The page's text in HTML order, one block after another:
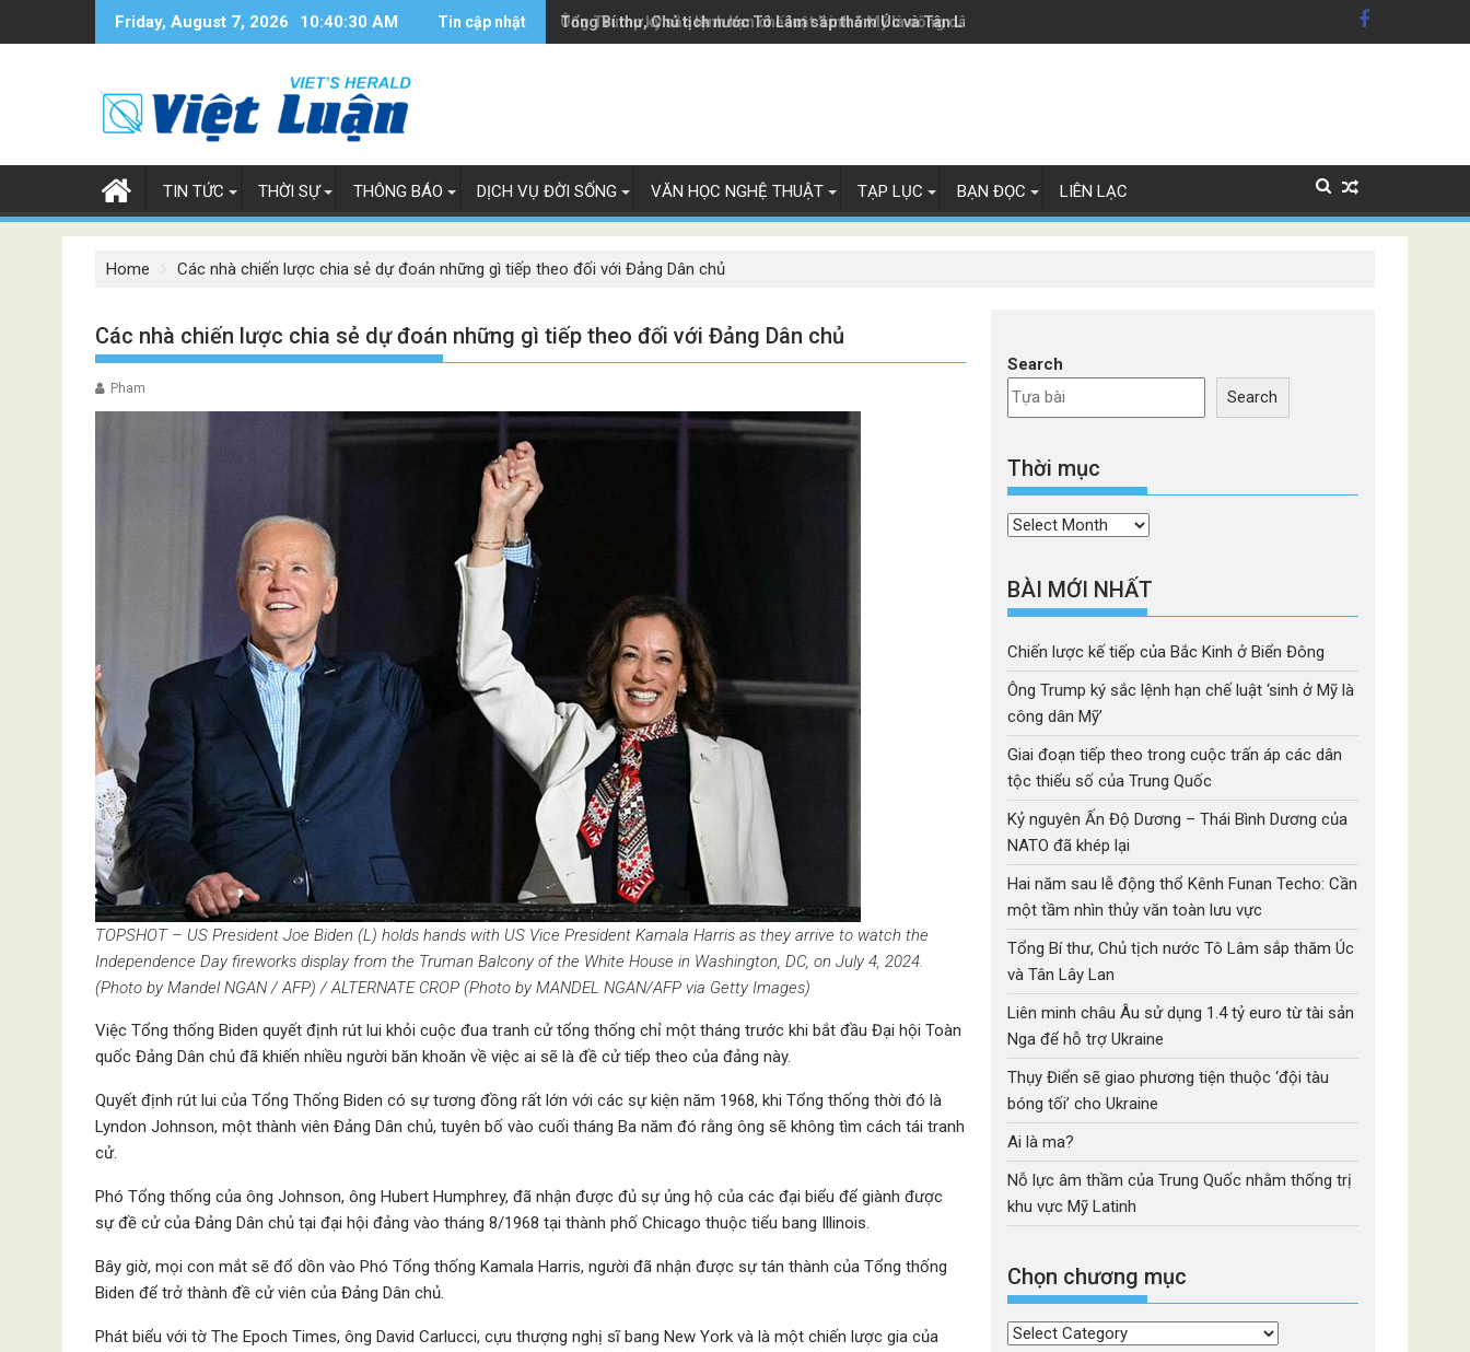
Friday, August 7, 2026 10:40:30 AM Tin cập nhật Ông Trump ký sắc lệnh hạn chế luật 'sinh ở Mỹ là công dân Mỹ'
Tổng Bí thư, Chủ tịch nước Tô Lâm sắp thăm Úc và Tân Lây Lan
TIN TỨC THỜI SỰ THÔNG BÁO DỊCH VỤ ĐỜI SỐNG VĂN HỌC NGHỆ THUẬT TẠP LỤC BẠN ĐỌC LIÊN LẠC
Home Các nhà chiến lược chia sẻ dự đoán những gì tiếp theo đối với Đảng Dân chủ
Các nhà chiến lược chia sẻ dự đoán những gì tiếp theo đối với Đảng Dân chủ
Pham
TOPSHOT – US President Joe Biden (L) holds hands with US Vice President Kamala Harris as they arrive to watch the
Independence Day fireworks display from the Truman Balcony of the White House in Washington, DC, on July 4, 2024.
(Photo by Mandel NGAN / AFP) / ALTERNATE CROP (Photo by MANDEL NGAN/AFP via Getty Images)
Việc Tổng thống Biden quyết định rút lui khỏi cuộc đua tranh cử tổng thống chỉ một tháng trước khi bắt đầu Đại hội Toàn
quốc Đảng Dân chủ đã khiến nhiều người băn khoăn về việc ai sẽ là đề cử tiếp theo của đảng này.
Quyết định rút lui của Tổng Thống Biden có sự tương đồng rất lớn với các sự kiện năm 1968, khi Tổng thống thời đó là
Lyndon Johnson, một thành viên Đảng Dân chủ, tuyên bố vào cuối tháng Ba năm đó rằng ông sẽ không tìm cách tái tranh
cử.
Phó Tổng thống của ông Johnson, ông Hubert Humphrey, đã nhận được đủ sự ủng hộ của các đại biểu để giành được
sự đề cử của Đảng Dân chủ tại đại hội đảng vào tháng 8/1968 tại thành phố Chicago thuộc tiểu bang Illinois.
Bây giờ, mọi con mắt sẽ đổ dồn vào Phó Tổng thống Kamala Harris, người đã nhận được sự tán thành của Tổng thống
Biden để trở thành đề cử viên của Đảng Dân chủ.
Phát biểu với tờ The Epoch Times, ông David Carlucci, cựu thượng nghị sĩ bang New York và là một chiến lược gia của
Search
Search
Thời mục
Thời
BÀI MỚI NHẤT
Chiến lược kế tiếp của Bắc Kinh ở Biển Đông
Ông Trump ký sắc lệnh hạn chế luật ‘sinh ở Mỹ là
công dân Mỹ’
Giai đoạn tiếp theo trong cuộc trấn áp các dân
tộc thiểu số của Trung Quốc
Kỷ nguyên Ấn Độ Dương – Thái Bình Dương của
NATO đã khép lại
Hai năm sau lễ động thổ Kênh Funan Techo: Cần
một tầm nhìn thủy văn toàn lưu vực
Tổng Bí thư, Chủ tịch nước Tô Lâm sắp thăm Úc
và Tân Lây Lan
Liên minh châu Âu sử dụng 1.4 tỷ euro từ tài sản
Nga để hỗ trợ Ukraine
Thụy Điển sẽ giao phương tiện thuộc ‘đội tàu
bóng tối’ cho Ukraine
Ai là ma?
Nỗ lực âm thầm của Trung Quốc nhằm thống trị
khu vực Mỹ Latinh
Chọn chương mục
Chọn